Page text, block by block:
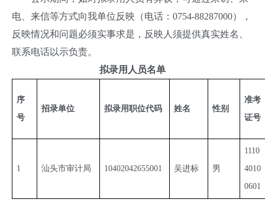
电、来信等方式向我单位反映（电话：0754-88287000），
反映情况和问题必须实事求是，反映人须提供真实姓名、
联系电话以示负责。
拟录用 人员名单
序
号
招录单位 拟录用职位代码 姓名 性别
准考
证号
1 汕头市审计局 10402042655001 吴进标 男
1110
4010
0601